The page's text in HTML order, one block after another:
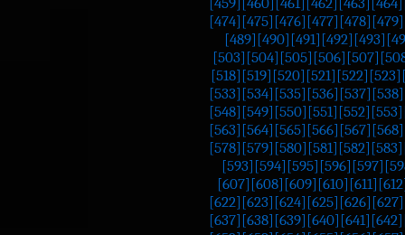
[474] [475] [476] [477] [478] [479]
[489] [490] [491] [492] [493]
[503] [504] [505] [506] [507]
[518] [519] [520] [521] [522] [523]
[533] [534] [535] [536] [537] [538]
[548] [549] [550] [551] [552] [553]
[563] [564] [565] [566] [567] [568]
[578] [579] [580] [581] [582] [583]
[593] [594] [595] [596] [597]
[607] [608] [609] [610] [611]
[622] [623] [624] [625] [626] [627]
[637] [638] [639] [640] [641] [642]